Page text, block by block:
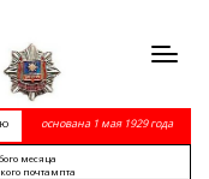
основана 1 мая 1929 года
месяца
почтампта